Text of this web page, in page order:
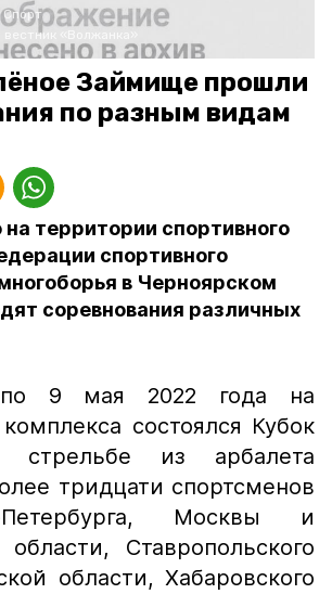
Спорт
вестник «Волжанка»
Займище прошли
по разным видам
территории спортивного
спортивного
в Черноярском
соревнования различных
9 мая 2022 года на
состоялся Кубок
стрельбе из арбалета
тридцати спортсменов
Москвы и
Ставропольского
области, Хабаровского